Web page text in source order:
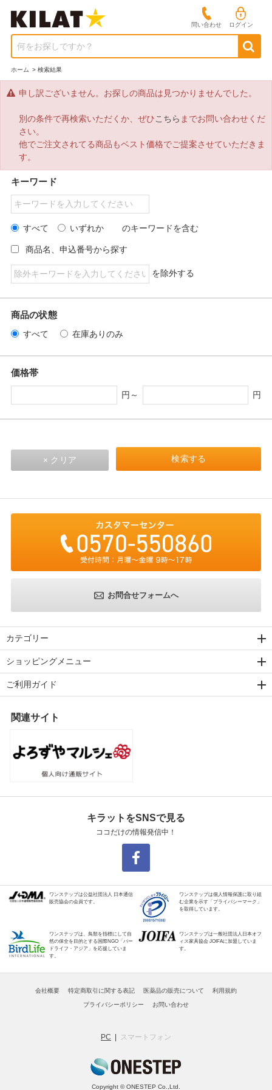
問い合わせ ログイン
何をお探しですか？
ホーム > 検索結果
申し訳ございません。お探しの商品は見つかりませんでした。
別の条件で再検索いただくか、ぜひこちら までお問い合わせくだ
さい。
他でご注文されてる商品もベスト価格でご提案させていただきま
す。
キーワード
すべて いずれか のキーワードを含む
商品名、申込番号から探す
を除外する
商品の状態
すべて 在庫ありのみ
価格帯
円～ 円
お問合せフォームへ
カテゴリー
ショッピングメニュー
ご利用ガイド
関連サイト
キラットをSNSで見る
ココだけの情報発信中！
ワンステップは公益社団法人 日本通信
販売協会の会員です。
ワンステップは個人情報保護に取り組
む企業を示す「プライバシーマーク」
を取得しています。
ワンステップは、鳥類を指標にして自
然の保全を目的とする国際NGO「バー
ドライフ・アジア」を応援していま
す。
ワンステップは一般社団法人日本オフ
ィス家具協会 JOIFAに加盟していま
す。
会社概要 特定商取引に関する表記 医薬品の販売について 利用規約
プライバシーポリシー お問い合わせ
PC スマートフォン
Copyright © ONESTEP Co.,Ltd.